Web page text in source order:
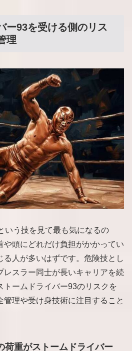
ー93を受ける側のリス
理
いう技を見て最も気になるの
や頭にどれだけ負担がかかってい
る人が多いはずです。危険技とし
レスラー同士が長いキャリアを続
トームドライバー93のリスクを
理や受け身技術に注目すること
荷重がストームドライバー